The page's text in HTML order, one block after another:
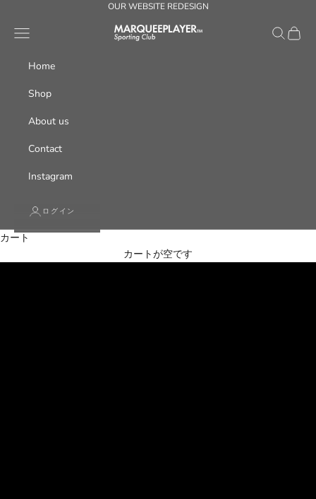
OUR WEBSITE REDESIGN
MARQUEE PLAYER
メニュー 検索カート
Home
Shop
About us
Contact
Instagram
ログイン
カート
カートが空です
SHOP NOW